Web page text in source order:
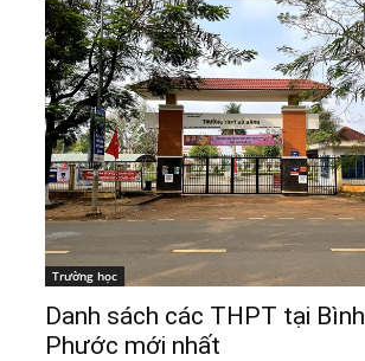
Trường học
Danh sách các THPT tại Bình
Phước mới nhất